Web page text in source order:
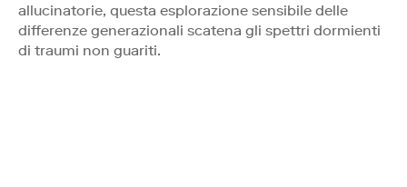
allucinatorie, questa esplorazione sensibile delle
differenze generazionali scatena gli spettri dormienti
di traumi non guariti.